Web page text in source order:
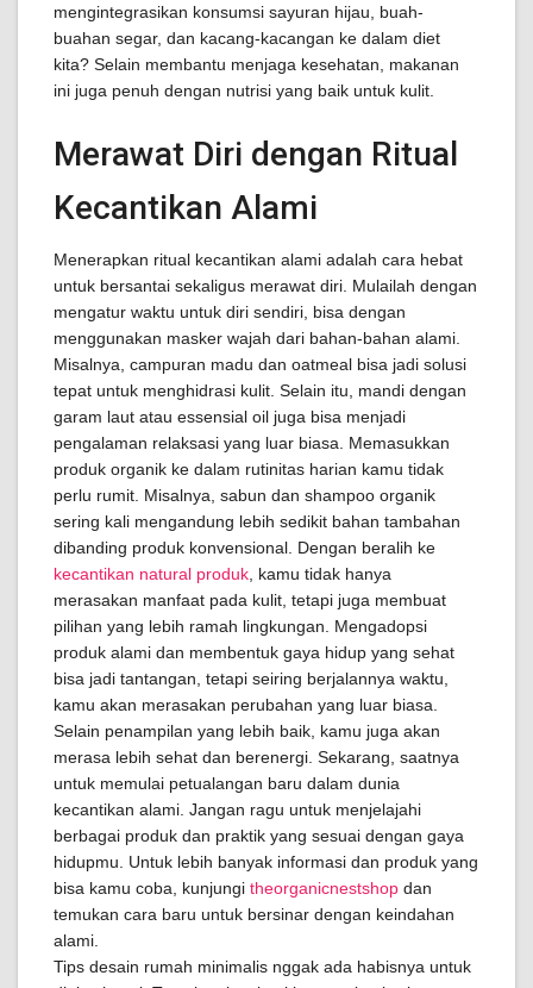
mengintegrasikan konsumsi sayuran hijau, buah-
buahan segar, dan kacang-kacangan ke dalam diet
kita? Selain membantu menjaga kesehatan, makanan
ini juga penuh dengan nutrisi yang baik untuk kulit.
Merawat Diri dengan Ritual
Kecantikan Alami
Menerapkan ritual kecantikan alami adalah cara hebat
untuk bersantai sekaligus merawat diri. Mulailah dengan
mengatur waktu untuk diri sendiri, bisa dengan
menggunakan masker wajah dari bahan-bahan alami.
Misalnya, campuran madu dan oatmeal bisa jadi solusi
tepat untuk menghidrasi kulit. Selain itu, mandi dengan
garam laut atau essensial oil juga bisa menjadi
pengalaman relaksasi yang luar biasa. Memasukkan
produk organik ke dalam rutinitas harian kamu tidak
perlu rumit. Misalnya, sabun dan shampoo organik
sering kali mengandung lebih sedikit bahan tambahan
dibanding produk konvensional. Dengan beralih ke
kecantikan natural produk , kamu tidak hanya
merasakan manfaat pada kulit, tetapi juga membuat
pilihan yang lebih ramah lingkungan. Mengadopsi
produk alami dan membentuk gaya hidup yang sehat
bisa jadi tantangan, tetapi seiring berjalannya waktu,
kamu akan merasakan perubahan yang luar biasa.
Selain penampilan yang lebih baik, kamu juga akan
merasa lebih sehat dan berenergi. Sekarang, saatnya
untuk memulai petualangan baru dalam dunia
kecantikan alami. Jangan ragu untuk menjelajahi
berbagai produk dan praktik yang sesuai dengan gaya
hidupmu. Untuk lebih banyak informasi dan produk yang
bisa kamu coba, kunjungi theorganicnestshop dan
temukan cara baru untuk bersinar dengan keindahan
alami.
Tips desain rumah minimalis nggak ada habisnya untuk